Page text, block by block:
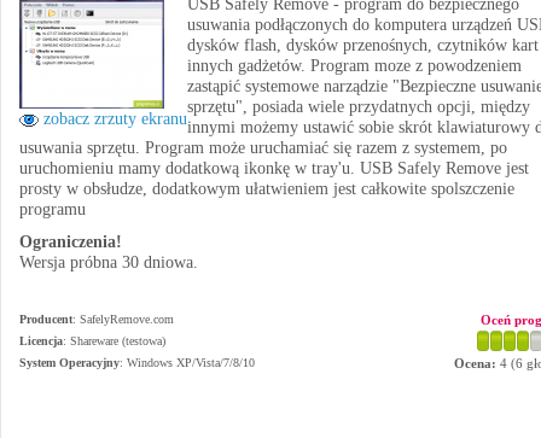
zobacz zrzuty ekranu
USB Safely Remove - program do bezpiecznego
usuwania podłączonych do komputera urządzeń
dysków flash, dysków przenośnych, czytników
innych gadżetów. Program moze z powodzeniem
zastąpić systemowe narządzie "Bezpieczne
sprzętu", posiada wiele przydatnych opcji, między
innymi możemy ustawić sobie skrót klawiaturowy
usuwania sprzętu. Program może uruchamiać się razem z systemem, po
uruchomieniu mamy dodatkową ikonkę w tray'u. USB Safely Remove jest
prosty w obsłudze, dodatkowym ułatwieniem jest całkowite spolszczenie
programu
Ograniczenia!
Wersja próbna 30 dniowa.
Producent: SafelyRemove.com
Licencja: Shareware (testowa)
System Operacyjny: Windows XP/Vista/7/8/10
Oceń
Ocena: 4 (6